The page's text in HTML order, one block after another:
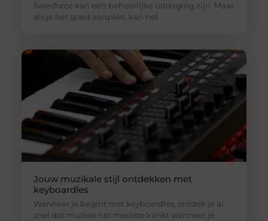
Salesforce kan een behoorlijke uitdaging zijn. Maar
als je het goed aanpakt, kan het
Jouw muzikale stijl ontdekken met
keyboardles
Wanneer je begint met keyboardles, ontdek je al
snel dat muziek het mooiste klinkt wanneer je